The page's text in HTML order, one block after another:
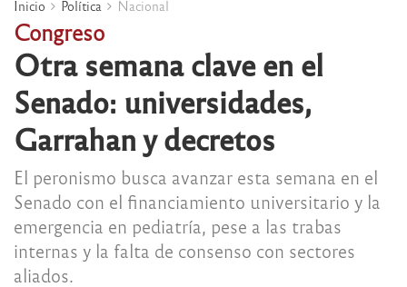
Inicio Política Nacional
Congreso
Otra semana clave en el
Senado: universidades,
Garrahan y decretos
El peronismo busca avanzar esta semana en el
Senado con el financiamiento universitario y la
emergencia en pediatría, pese a las trabas
internas y la falta de consenso con sectores
aliados.